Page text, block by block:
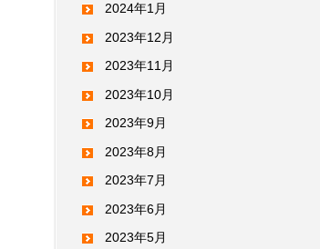
2024年1月
2023年12月
2023年11月
2023年10月
2023年9月
2023年8月
2023年7月
2023年6月
2023年5月